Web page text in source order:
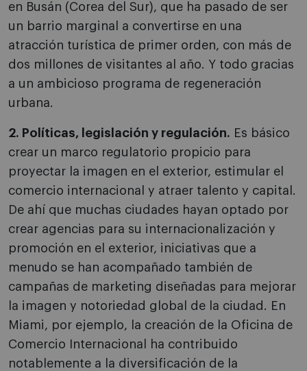
en Busán (Corea del Sur), que ha pasado de ser
un barrio marginal a convertirse en una
atracción turística de primer orden, con más de
dos millones de visitantes al año. Y todo gracias
a un ambicioso programa de regeneración
urbana.
2. Políticas, legislación y regulación. Es básico
crear un marco regulatorio propicio para
proyectar la imagen en el exterior, estimular el
comercio internacional y atraer talento y capital.
De ahí que muchas ciudades hayan optado por
crear agencias para su internacionalización y
promoción en el exterior, iniciativas que a
menudo se han acompañado también de
campañas de marketing diseñadas para mejorar
la imagen y notoriedad global de la ciudad. En
Miami, por ejemplo, la creación de la Oficina de
Comercio Internacional ha contribuido
notablemente a la diversificación de la